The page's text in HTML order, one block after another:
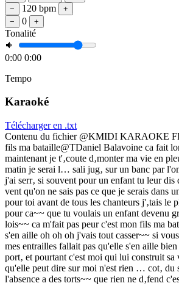
− 120 bpm
+
−
0 +
Tonalité
0:00 0:00
Tempo
Karaoké
Télécharger en .txt
Contenu du fichier @KMIDI KARAOKE
fils ma bataille@TDaniel Balavoine ca fait
maintenant je t'‚coute d‚monter ma vie en
matin je serai l… sali jug‚ sur un banc par
j'ai serr‚ si souvent pour un enfant tu leur dis
vent qu'on ne sais pas ce que je serais dans
pour toi avant de tous les chanteurs j'‚tais le
pour ca~~ que tu voulais un enfant devenu
lois~~ ca m'fait pas peur c'est mon fils ma
s'en aille oh oh oh j'vais tout casser~~ si
mes entrailles fallait pas qu'elle s'en aille
port‚ et pourtant c'est moi qui lui construit sa
qu'elle peut dire sur moi n'est rien … cot‚ du
l'absence a des torts~~ que rien ne d‚fend